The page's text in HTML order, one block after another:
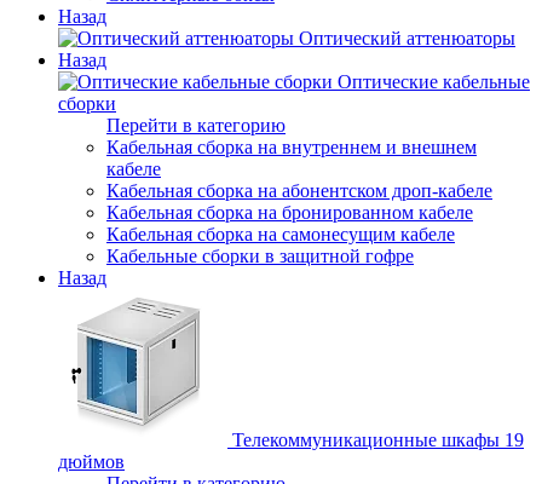
Назад
Оптический аттенюаторы
Назад
Оптические кабельные
сборки
Перейти в категорию
Кабельная сборка на внутреннем и внешнем
кабеле
Кабельная сборка на абонентском дроп-кабеле
Кабельная сборка на бронированном кабеле
Кабельная сборка на самонесущим кабеле
Кабельные сборки в защитной гофре
Назад
Телекоммуникационные шкафы 19
дюймов